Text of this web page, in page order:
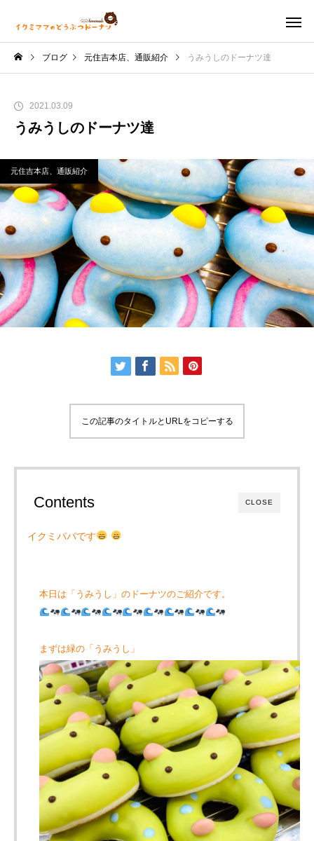
ブログ 元住吉本店、通販紹介 うみうしのドーナツ達
2021.03.09
うみうしのドーナツ達
元住吉本店、通販紹介
この記事のタイトルとURLをコピーする
CLOSE
Contents
イクミパパです
本日は「うみうし」のドーナツのご紹介です。
まずは緑の「うみうし」